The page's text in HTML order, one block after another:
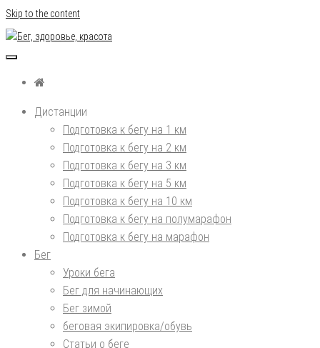
Skip to the content
Дистанции
Подготовка к бегу на 1 км
Подготовка к бегу на 2 км
Подготовка к бегу на 3 км
Подготовка к бегу на 5 км
Подготовка к бегу на 10 км
Подготовка к бегу на полумарафон
Подготовка к бегу на марафон
Бег
Уроки бега
Бег для начинающих
Бег зимой
беговая экипировка/обувь
Статьи о беге